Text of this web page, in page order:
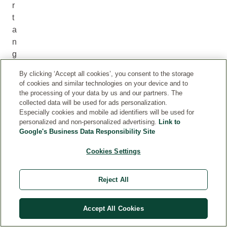
r
t
a
n
g
i
By clicking ‘Accept all cookies’, you consent to the storage
of cookies and similar technologies on your device and to
the processing of your data by us and our partners. The
collected data will be used for ads personalization.
Especially cookies and mobile ad identifiers will be used for
personalized and non-personalized advertising. Link to
Google's Business Data Responsibility Site
Cookies Settings
Reject All
Accept All Cookies